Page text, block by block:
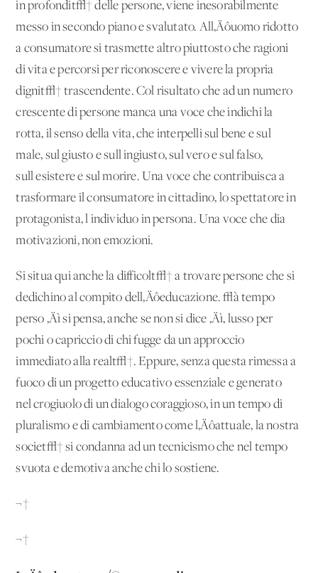
in profondit√† delle persone, viene inesorabilmente
messo in secondo piano e svalutato. All‚Äôuomo ridotto
a consumatore si trasmette altro piuttosto che ragioni
di vita e percorsi per riconoscere e vivere la propria
dignit√† trascendente. Col risultato che ad un numero
crescente di persone manca una voce che indichi la
rotta, il senso della vita, che interpelli sul bene e sul
male, sul giusto e sull'ingiusto, sul vero e sul falso,
sull'esistere e sul morire. Una voce che contribuisca a
trasformare il consumatore in cittadino, lo spettatore in
protagonista, l'individuo in persona. Una voce che dia
motivazioni, non emozioni.
Si situa qui anche la difficolt√† a trovare persone che si
dedichino al compito dell‚Äôeducazione. √à tempo
perso ‚Äì si pensa, anche se non si dice ‚Äì, lusso per
pochi o capriccio di chi fugge da un approccio
immediato alla realt√†. Eppure, senza questa rimessa a
fuoco di un progetto educativo essenziale e generato
nel crogiuolo di un dialogo coraggioso, in un tempo di
pluralismo e di cambiamento come l‚Äôattuale, la nostra
societ√† si condanna ad un tecnicismo che nel tempo
svuota e demotiva anche chi lo sostiene.
¬†
¬†